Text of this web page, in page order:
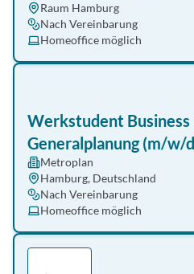
Raum Hamburg
Nach Vereinbarung
Homeoffice möglich
Werkstudent
Generalplanung (m/w/
Metroplan
Hamburg, Deutschland
Nach Vereinbarung
Homeoffice möglich